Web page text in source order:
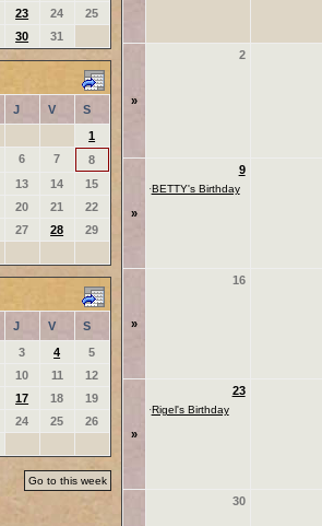
23 24
25
30 31
J V
S
1
6 7
8
13 14
15
20 21
22
27 28
29
J V
S
3 4
5
10 11
12
17 18
19
24 25
26
Go to this week
»
2
»
9
·BETTY's Birthday
»
16
»
23
·Rigel's Birthday
30